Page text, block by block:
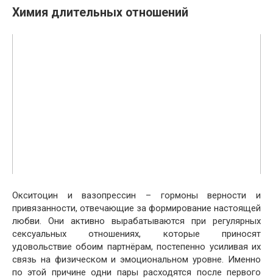
Химия длительных отношений
Окситоцин и вазопрессин – гормоны верности и
привязанности, отвечающие за формирование настоящей
любви. Они активно вырабатываются при регулярных
сексуальных отношениях, которые приносят
удовольствие обоим партнёрам, постепенно усиливая их
связь на физическом и эмоциональном уровне. Именно
по этой причине одни пары расходятся после первого